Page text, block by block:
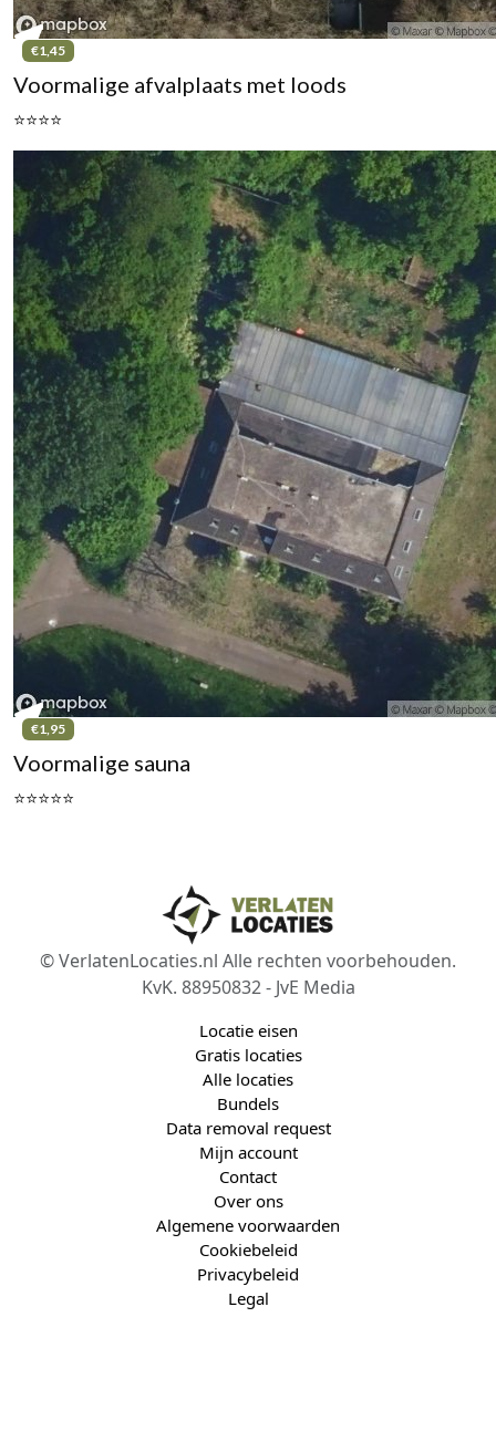
€1,45
Voormalige afvalplaats met loods
⭐⭐⭐⭐
€1,95
Voormalige sauna
⭐⭐⭐⭐⭐
© VerlatenLocaties.nl Alle rechten voorbehouden.
KvK. 88950832 - JvE Media
Locatie eisen
Gratis locaties
Alle locaties
Bundels
Data removal request
Mijn account
Contact
Over ons
Algemene voorwaarden
Cookiebeleid
Privacybeleid
Legal